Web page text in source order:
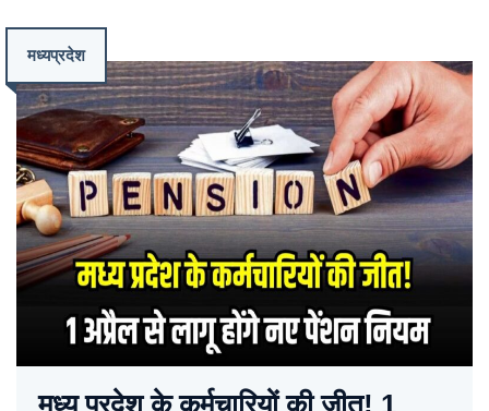
मध्यप्रदेश
मध्य प्रदेश के कर्मचारियों की जीत! 1